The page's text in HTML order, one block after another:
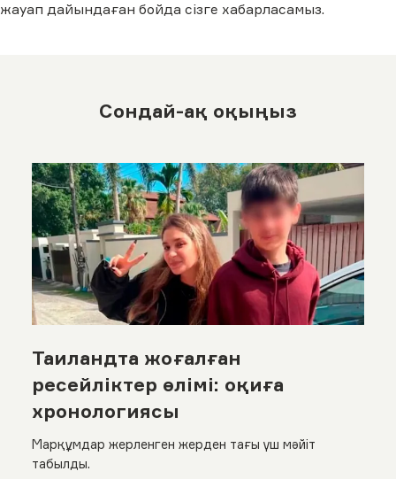
жауап дайындаған бойда сізге хабарласамыз.
Сондай-ақ оқыңыз
Таиландта жоғалған
ресейліктер өлімі: оқиға
хронологиясы
Марқұмдар жерленген жерден тағы үш мәйіт
табылды.